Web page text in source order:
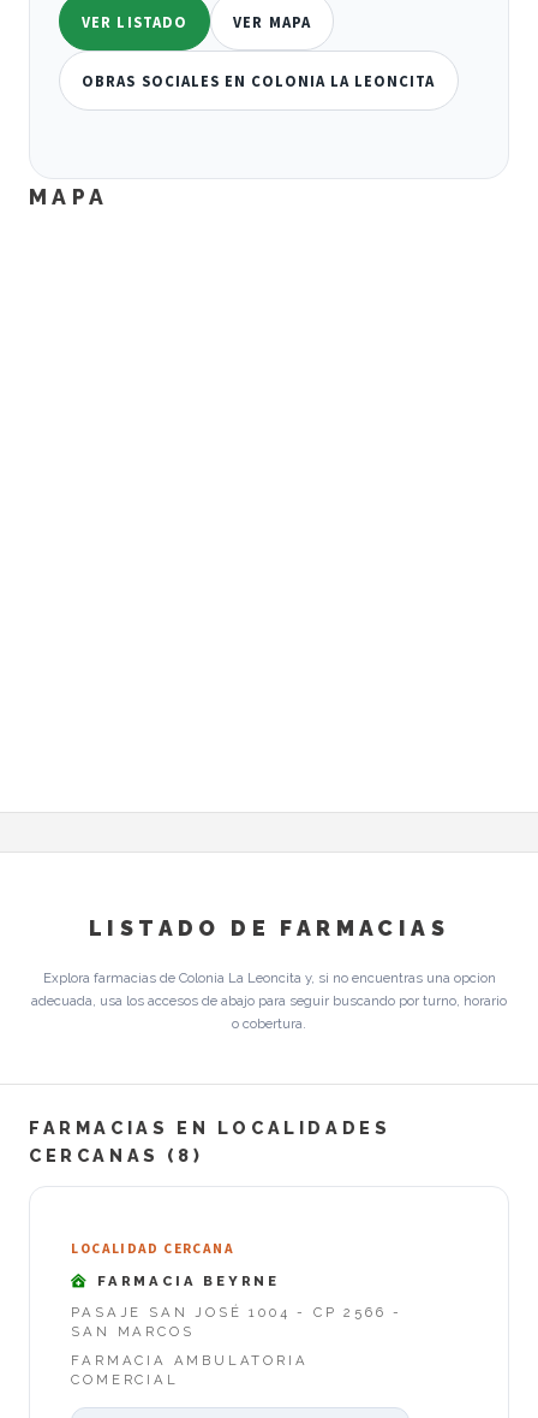
VER LISTADO VER MAPA
OBRAS SOCIALES EN COLONIA LA LEONCITA
MAPA
LISTADO DE FARMACIAS
Explora farmacias de Colonia La Leoncita y, si no encuentras una opcion
adecuada, usa los accesos de abajo para seguir buscando por turno, horario
o cobertura.
FARMACIAS EN LOCALIDADES
CERCANAS (8)
LOCALIDAD CERCANA
FARMACIA BEYRNE
PASAJE SAN JOSÉ 1004 - CP 2566 -
SAN MARCOS
FARMACIA AMBULATORIA
COMERCIAL